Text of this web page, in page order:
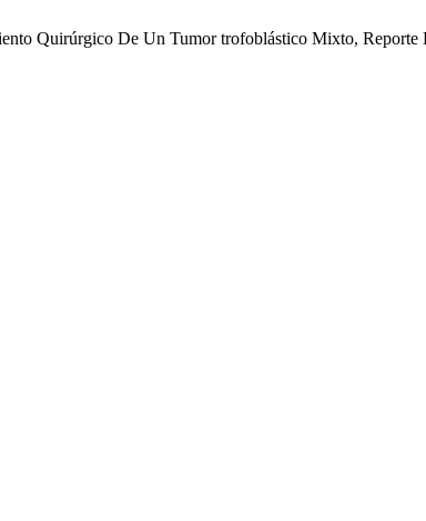
Quirúrgico De Un Tumor trofoblástico Mixto, Reporte